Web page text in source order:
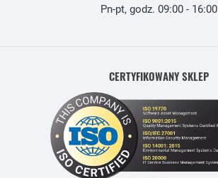
Pn-pt, godz. 09:00 - 16:00
CERTYFIKOWANY SKLEP